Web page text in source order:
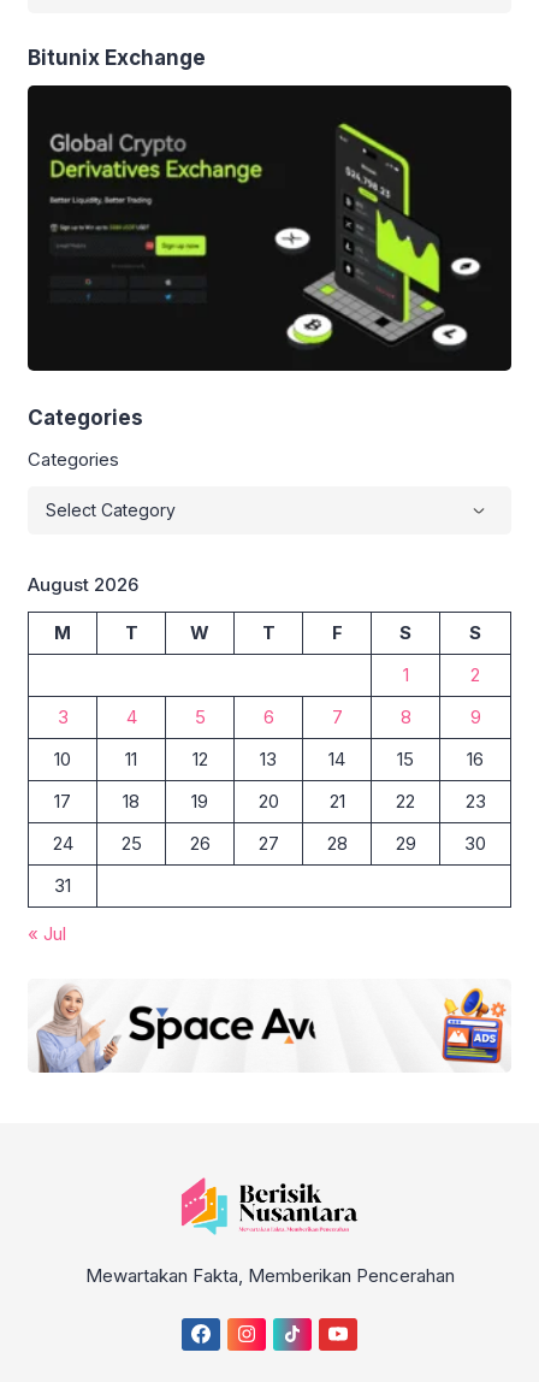
Bitunix Exchange
Categories
Categories
August 2026
M T W T F S
S
1
2
3
4 5 6 7 8
9
10
11 12 13 14 15
16
17
18 19 20 21 22
23
24
25 26 27 28 29
30
31
« Jul
Mewartakan Fakta, Memberikan Pencerahan